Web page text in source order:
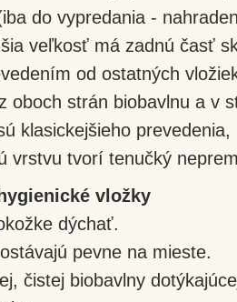
do vypredania -
veľkosť má zadnú časť
od ostatných
oboch strán biobavlnu a v
klasickejšieho
vrstvu tvorí tenučký
vložky
dýchať.
pevne na mieste.
čistej biobavlny